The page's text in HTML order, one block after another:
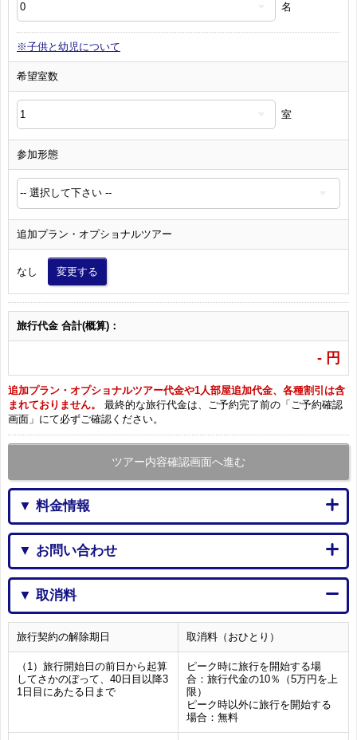
名
※子供と幼児について
希望室数
室
参加形態
追加プラン・オプショナルツアー
なし 変更する
旅行代金 合計(概算)：
- 円
追加プラン・オプショナルツアー代金や1人部屋追加代金、各種割引は含
まれておりません。
最終的な旅行代金は、ご予約完了前の「ご予約確認
画面」にて必ずご確認ください。
ツアー内容確認画面へ進む
▼ 料金情報
▼ お問い合わせ
▼ 取消料
旅行契約の解除期日 取消料（おひとり）
（1）旅行開始日の前日から起算
してさかのぼって、40日目以降3
1日目にあたる日まで
ピーク時に旅行を開始する場
合：旅行代金の10％（5万円を上
限）
ピーク時以外に旅行を開始する
場合：無料